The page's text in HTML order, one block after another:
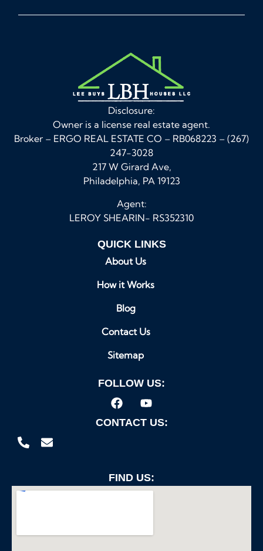
Disclosure:
Owner is a license real estate agent.
Broker – ERGO REAL ESTATE CO – RB068223 – (267)
247-3028
217 W Girard Ave,
Philadelphia, PA 19123
Agent:
LEROY SHEARIN- RS352310
QUICK LINKS
About Us
How it Works
Blog
Contact Us
Sitemap
FOLLOW US:
CONTACT US:
FIND US: